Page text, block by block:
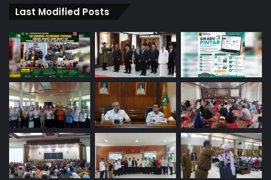
Last Modified Posts